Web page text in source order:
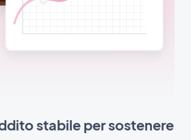
stabile per sostenere